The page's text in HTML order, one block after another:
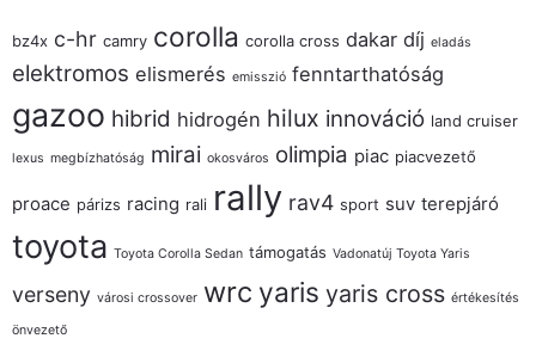
bz4x c-hr camry corolla corolla cross dakar díj eladás
elektromos elismerés emisszió fenntarthatóság
gazoo hibrid hidrogén hilux innováció land cruiser
lexus megbízhatóság mirai okosváros olimpia piac piacvezető
proace párizs racing rali rally rav4 sport suv terepjáró
toyota Toyota Corolla Sedan támogatás Vadonatúj Toyota Yaris
verseny városi crossover wrc yaris yaris cross értékesítés
önvezető